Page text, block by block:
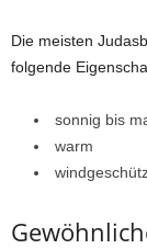
Die meisten
folgende
sonnig bis
warm